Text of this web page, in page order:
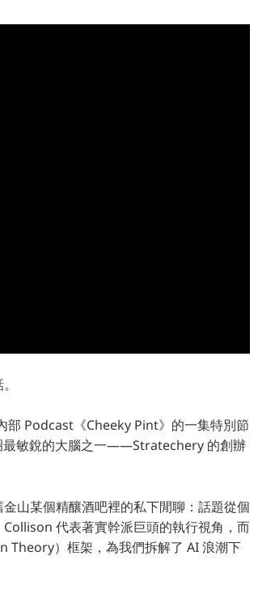
部 Podcast《Cheeky Pint》的一集特別節
最敏銳的大腦之一——Stratechery 的創辦
山某個精釀酒吧裡的私下閒聊：話題從個
代表著實幹派巨頭的執行視角，而
）框架，為我們拆解了 AI 浪潮下